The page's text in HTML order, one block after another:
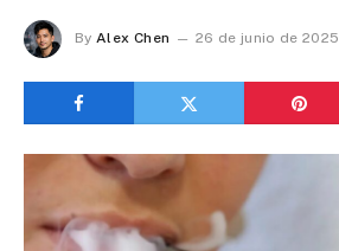
By Alex Chen 26 de junio de 2025